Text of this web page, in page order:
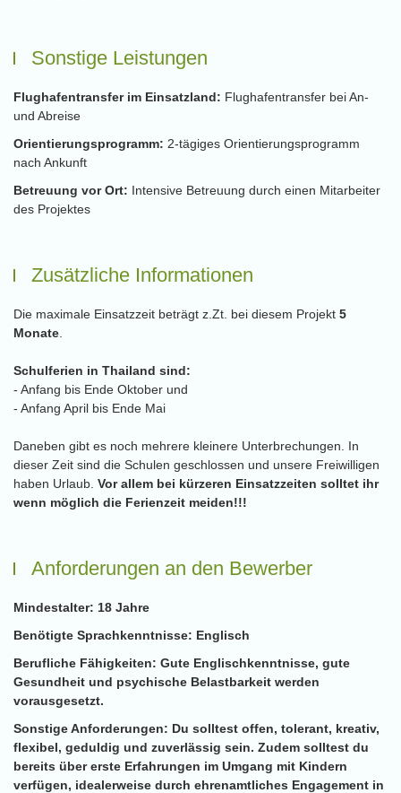
Sonstige Leistungen
Flughafentransfer im Einsatzland: Flughafentransfer bei An-
und Abreise
Orientierungsprogramm: 2-tägiges Orientierungsprogramm
nach Ankunft
Betreuung vor Ort: Intensive Betreuung durch einen Mitarbeiter
des Projektes
Zusätzliche Informationen
Die maximale Einsatzzeit beträgt z.Zt. bei diesem Projekt 5
Monate
Schulferien in Thailand sind:
- Anfang bis Ende Oktober und
- Anfang April bis Ende Mai
Daneben gibt es noch mehrere kleinere Unterbrechungen. In
dieser Zeit sind die Schulen geschlossen und unsere Freiwilligen
haben Urlaub. Vor allem bei kürzeren Einsatzzeiten solltet ihr
wenn möglich die Ferienzeit meiden!!!
Anforderungen an den Bewerber
Mindestalter: 18 Jahre
Benötigte Sprachkenntnisse: Englisch
Berufliche Fähigkeiten: Gute Englischkenntnisse, gute
Gesundheit und psychische Belastbarkeit werden
vorausgesetzt.
Sonstige Anforderungen: Du solltest offen, tolerant, kreativ,
flexibel, geduldig und zuverlässig sein. Zudem solltest du
bereits über erste Erfahrungen im Umgang mit Kindern
verfügen, idealerweise durch ehrenamtliches Engagement in